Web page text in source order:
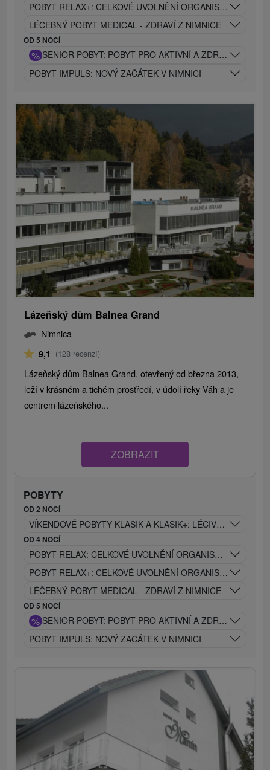
POBYT RELAX+: CELKOVÉ UVOLNĚNÍ ORGANISMU S
LÉČEBNÝ POBYT MEDICAL - ZDRAVÍ Z NIMNICE
OD 5 NOCÍ
% SENIOR POBYT: POBYT PRO AKTIVNÍ A ZDRAVÝ VĚK
POBYT IMPULS: NOVÝ ZAČÁTEK V NIMNICI
Lázeňský dům Balnea Grand
Nimnica
9,1 (128 recenzí)
Lázeňský dům Balnea Grand, otevřený od března 2013,
leží v krásném a tichém prostředí, v údolí řeky Váh a je
centrem lázeňského...
ZOBRAZIT
POBYTY
OD 2 NOCÍ
VÍKENDOVÉ POBYTY KLASIK A KLASIK+: LÉČIVÁ SÍLA
OD 4 NOCÍ
POBYT RELAX: CELKOVÉ UVOLNĚNÍ ORGANISMU A
POBYT RELAX+: CELKOVÉ UVOLNĚNÍ ORGANISMU S
LÉČEBNÝ POBYT MEDICAL - ZDRAVÍ Z NIMNICE
OD 5 NOCÍ
% SENIOR POBYT: POBYT PRO AKTIVNÍ A ZDRAVÝ VĚK
POBYT IMPULS: NOVÝ ZAČÁTEK V NIMNICI